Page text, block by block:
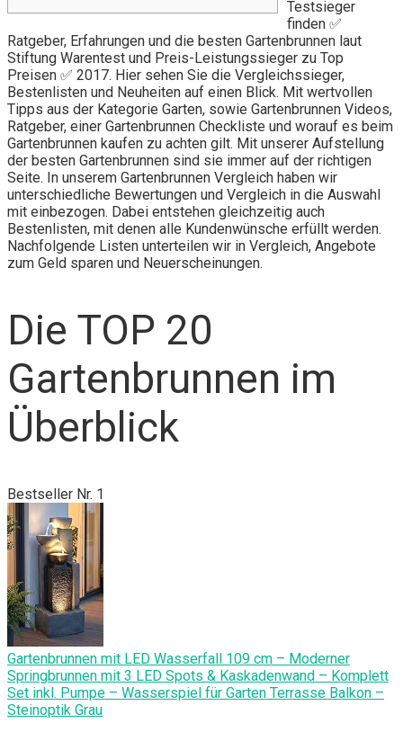
Testsieger
finden ✅
Ratgeber, Erfahrungen und die besten Gartenbrunnen laut
Stiftung Warentest und Preis-Leistungssieger zu Top
Preisen ✅ 2017. Hier sehen Sie die Vergleichssieger,
Bestenlisten und Neuheiten auf einen Blick. Mit wertvollen
Tipps aus der Kategorie Garten, sowie Gartenbrunnen Videos,
Ratgeber, einer Gartenbrunnen Checkliste und worauf es beim
Gartenbrunnen kaufen zu achten gilt. Mit unserer Aufstellung
der besten Gartenbrunnen sind sie immer auf der richtigen
Seite. In unserem Gartenbrunnen Vergleich haben wir
unterschiedliche Bewertungen und Vergleich in die Auswahl
mit einbezogen. Dabei entstehen gleichzeitig auch
Bestenlisten, mit denen alle Kundenwünsche erfüllt werden.
Nachfolgende Listen unterteilen wir in Vergleich, Angebote
zum Geld sparen und Neuerscheinungen.
Die TOP 20
Gartenbrunnen im
Überblick
Bestseller Nr. 1
Gartenbrunnen mit LED Wasserfall 109 cm – Moderner
Springbrunnen mit 3 LED Spots & Kaskadenwand – Komplett
Set inkl. Pumpe – Wasserspiel für Garten Terrasse Balkon –
Steinoptik Grau